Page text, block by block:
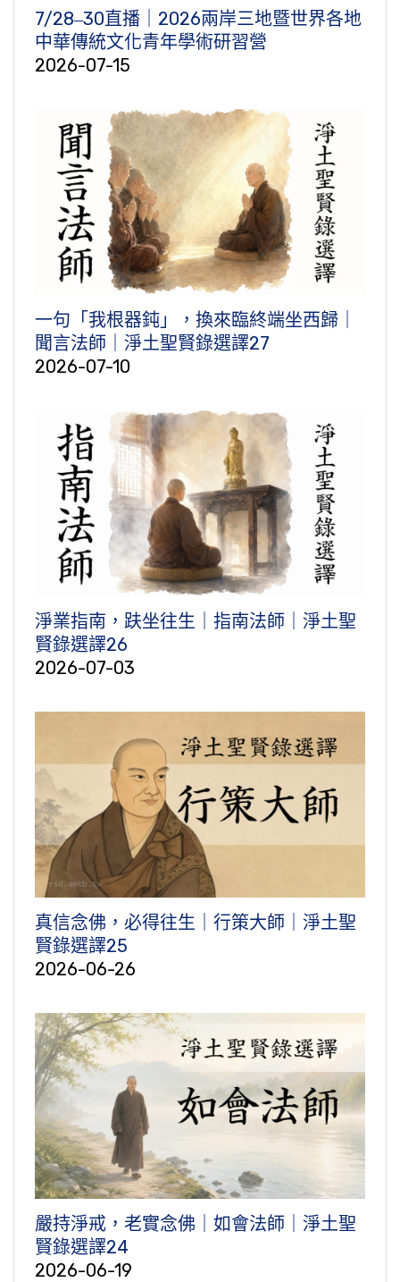
7/28‒30直播｜2026兩岸三地暨世界各地
中華傳統文化青年學術研習營
2026-07-15
一句「我根器鈍」，換來臨終端坐西歸｜
聞言法師｜淨土聖賢錄選譯27
2026-07-10
淨業指南，趺坐往生｜指南法師｜淨土聖
賢錄選譯26
2026-07-03
真信念佛，必得往生｜行策大師｜淨土聖
賢錄選譯25
2026-06-26
嚴持淨戒，老實念佛｜如會法師｜淨土聖
賢錄選譯24
2026-06-19